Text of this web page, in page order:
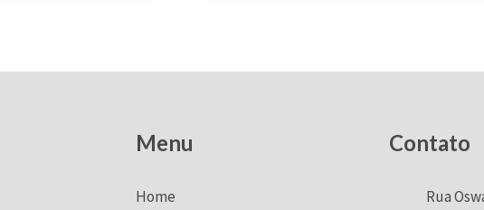
Menu
Home
Contato
Rua